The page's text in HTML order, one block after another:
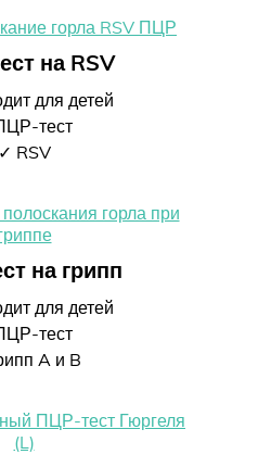
на RSV
для детей
тест
✓ RSV
на грипп
для детей
тест
A и B